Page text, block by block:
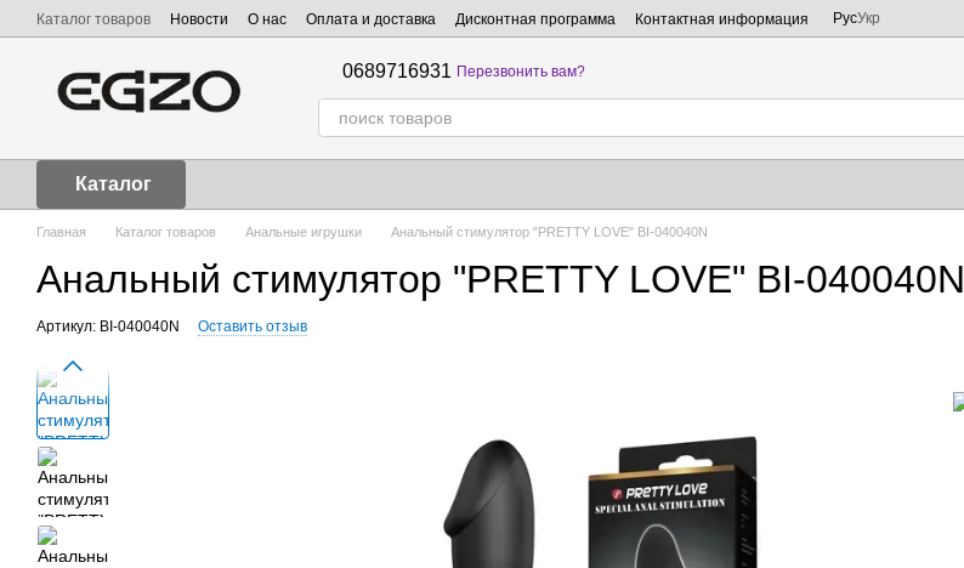
Перейти к основному контенту
Каталог товаров Новости О нас Оплата и доставка Дисконтная программа Контактная информация РусУкр
0689716931 Перезвонить вам?
Каталог
Главная Каталог товаров Анальные игрушки Анальный стимулятор "PRETTY LOVE" BI-040040N
Анальный стимулятор "PRETTY LOVE" BI-040040N
Артикул: BI-040040N Оставить отзыв